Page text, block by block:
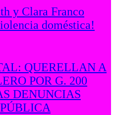
y Clara Franco
doméstica!
QUERELLAN A
POR G. 200
DENUNCIAS